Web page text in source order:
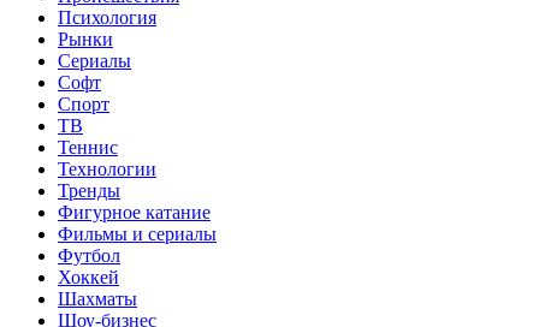
Психология
Рынки
Сериалы
Софт
Спорт
ТВ
Теннис
Технологии
Тренды
Фигурное катание
Фильмы и сериалы
Футбол
Хоккей
Шахматы
Шоу-бизнес